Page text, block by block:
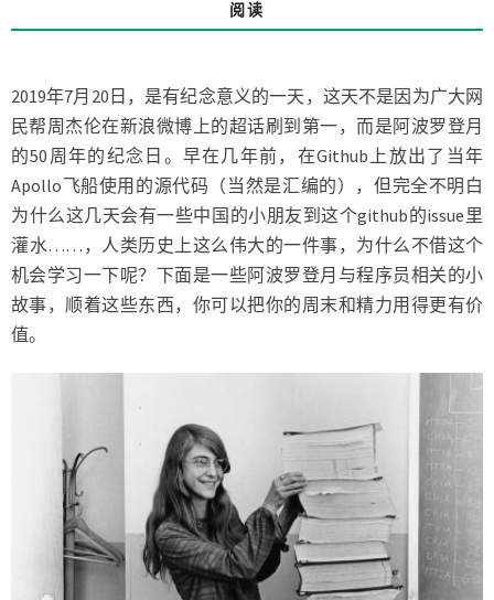
月
程
和
程
序
员
有
多
硬
核
阅读
2019年7月20日，是有纪念意义的一天，这天不是因为广大网
民帮周杰伦在新浪微博上的超话刷到第一，而是阿波罗登月
的50周年的纪念日。早在几年前，在Github上放出了当年
Apollo飞船使用的源代码（当然是汇编的），但完全不明白
为什么这几天会有一些中国的小朋友到这个github的issue里
灌水……，人类历史上这么伟大的一件事，为什么不借这个
机会学习一下呢？下面是一些阿波罗登月与程序员相关的小
故事，顺着这些东西，你可以把你的周末和精力用得更有价
值。